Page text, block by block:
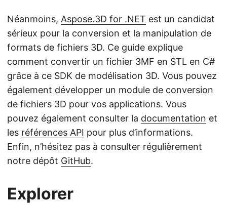
Néanmoins, Aspose.3D for .NET est un candidat
sérieux pour la conversion et la manipulation de
formats de fichiers 3D. Ce guide explique
comment convertir un fichier 3MF en STL en C#
grâce à ce SDK de modélisation 3D. Vous pouvez
également développer un module de conversion
de fichiers 3D pour vos applications. Vous
pouvez également consulter la documentation et
les références API pour plus d’informations.
Enfin, n’hésitez pas à consulter régulièrement
notre dépôt GitHub.
Explorer